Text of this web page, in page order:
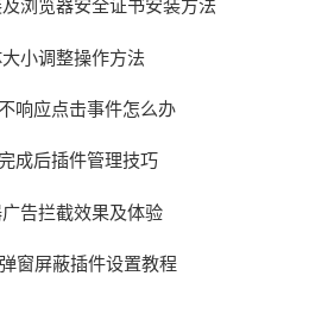
浏览器安全证书安装方法
小调整操作方法
响应点击事件怎么办
成后插件管理技巧
告拦截效果及体验
窗屏蔽插件设置教程